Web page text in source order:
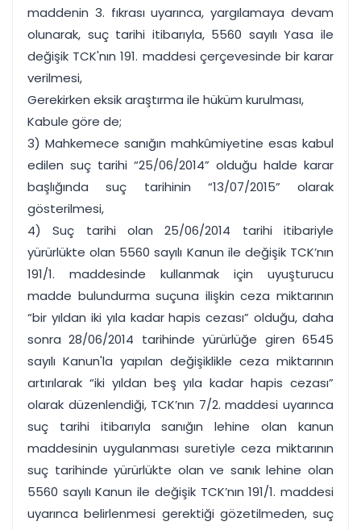
maddenin 3. fıkrası uyarınca, yargılamaya devam
olunarak, suç tarihi itibarıyla, 5560 sayılı Yasa ile
değişik TCK'nın 191. maddesi çerçevesinde bir karar
verilmesi,
Gerekirken eksik araştırma ile hüküm kurulması,
Kabule göre de;
3) Mahkemece sanığın mahkûmiyetine esas kabul
edilen suç tarihi “25/06/2014” olduğu halde karar
başlığında suç tarihinin “13/07/2015” olarak
gösterilmesi,
4) Suç tarihi olan 25/06/2014 tarihi itibariyle
yürürlükte olan 5560 sayılı Kanun ile değişik TCK’nın
191/1. maddesinde kullanmak için uyuşturucu
madde bulundurma suçuna ilişkin ceza miktarının
“bir yıldan iki yıla kadar hapis cezası” olduğu, daha
sonra 28/06/2014 tarihinde yürürlüğe giren 6545
sayılı Kanun'la yapılan değişiklikle ceza miktarının
artırılarak “iki yıldan beş yıla kadar hapis cezası”
olarak düzenlendiği, TCK’nın 7/2. maddesi uyarınca
suç tarihi itibarıyla sanığın lehine olan kanun
maddesinin uygulanması suretiyle ceza miktarının
suç tarihinde yürürlükte olan ve sanık lehine olan
5560 sayılı Kanun ile değişik TCK’nın 191/1. maddesi
uyarınca belirlenmesi gerektiği gözetilmeden, suç